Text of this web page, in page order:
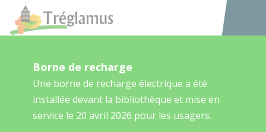
Accéder
Borne de recharge
Une borne de recharge électrique a été
installée devant la bibliothèque et mise en
service le 20 avril 2026 pour les usagers.